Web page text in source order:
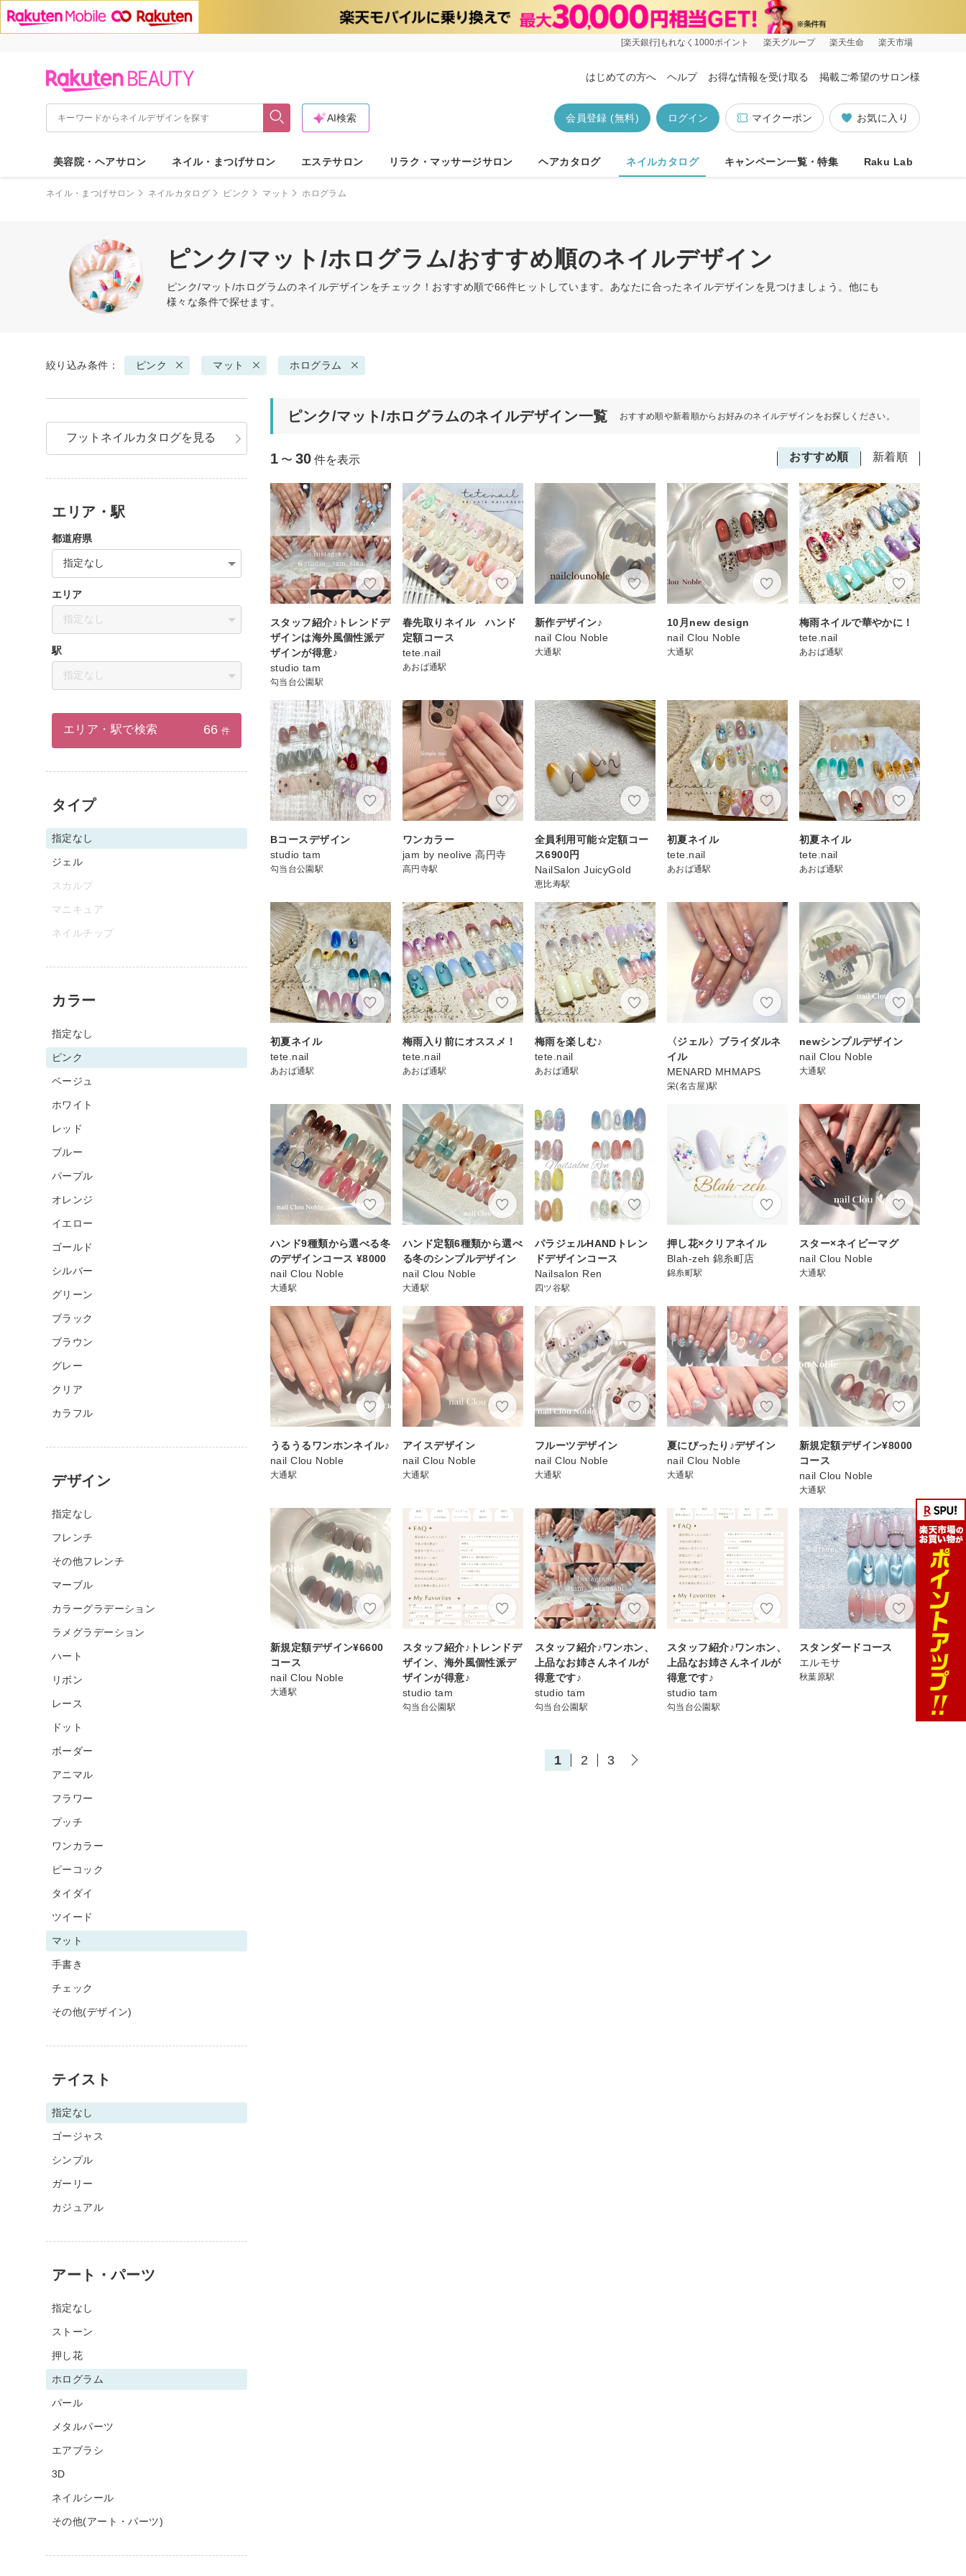
[楽天銀行]もれなく1000ポイント 楽天グループ 楽天生命 楽天市場
はじめての方へ ヘルプ お得な情報を受け取る 掲載ご希望のサロン様
お気に入り
マイクーポン
ログイン
会員登録 (無料)
AI検索
美容院・ヘアサロン ネイル・まつげサロン エステサロン リラク・マッサージサロン ヘアカタログ ネイルカタログ キャンペーン一覧・特集 Raku Lab
ネイル・まつげサロン ネイルカタログ ピンク マット ホログラム
ピンク/マット/ホログラム/おすすめ順のネイルデザイン
ピンク/マット/ホログラムのネイルデザインをチェック！おすすめ順で66件ヒットしています。あなたに合ったネイルデザインを見つけましょう。他にも
様々な条件で探せます。
絞り込み条件： ピンク マット ホログラム
ピンク/マット/ホログラムのネイルデザイン一覧 おすすめ順や新着順からお好みのネイルデザインをお探しください。
おすすめ順 新着順
1 〜 30 件を表示
スタッフ紹介♪トレンドデ
ザインは海外風個性派デ
ザインが得意♪
studio tam
勾当台公園駅
春先取りネイル ハンド
定額コース
tete.nail
あおば通駅
新作デザイン♪
nail Clou Noble
大通駅
10月new design
nail Clou Noble
大通駅
梅雨ネイルで華やかに！
tete.nail
あおば通駅
Bコースデザイン
studio tam
勾当台公園駅
ワンカラー
jam by neolive 高円寺
高円寺駅
全員利用可能☆定額コー
ス6900円
NailSalon JuicyGold
恵比寿駅
初夏ネイル
tete.nail
あおば通駅
初夏ネイル
tete.nail
あおば通駅
初夏ネイル
tete.nail
あおば通駅
梅雨入り前にオススメ！
tete.nail
あおば通駅
梅雨を楽しむ♪
tete.nail
あおば通駅
〈ジェル〉ブライダルネ
イル
MENARD MHMAPS
栄(名古屋)駅
newシンプルデザイン
nail Clou Noble
大通駅
ハンド9種類から選べる冬
のデザインコース ¥8000
nail Clou Noble
大通駅
ハンド定額6種類から選べ
る冬のシンプルデザイン
nail Clou Noble
大通駅
パラジェルHANDトレン
ドデザインコース
Nailsalon Ren
四ツ谷駅
押し花×クリアネイル
Blah-zeh 錦糸町店
錦糸町駅
スター×ネイビーマグ
nail Clou Noble
大通駅
うるうるワンホンネイル♪
nail Clou Noble
大通駅
アイスデザイン
nail Clou Noble
大通駅
フルーツデザイン
nail Clou Noble
大通駅
夏にぴったり♪デザイン
nail Clou Noble
大通駅
新規定額デザイン¥8000
コース
nail Clou Noble
大通駅
新規定額デザイン¥6600
コース
nail Clou Noble
大通駅
スタッフ紹介♪トレンドデ
ザイン、海外風個性派デ
ザインが得意♪
studio tam
勾当台公園駅
スタッフ紹介♪ワンホン、
上品なお姉さんネイルが
得意です♪
studio tam
勾当台公園駅
スタッフ紹介♪ワンホン、
上品なお姉さんネイルが
得意です♪
studio tam
勾当台公園駅
スタンダードコース
エルモサ
秋葉原駅
1 2 3
フットネイルカタログを見る
エリア・駅
都道府県
指定なし
エリア
指定なし
駅
指定なし
エリア・駅で検索 66 件
タイプ
指定なし
ジェル
スカルプ
マニキュア
ネイルチップ
カラー
指定なし
ピンク
ベージュ
ホワイト
レッド
ブルー
パープル
オレンジ
イエロー
ゴールド
シルバー
グリーン
ブラック
ブラウン
グレー
クリア
カラフル
デザイン
指定なし
フレンチ
その他フレンチ
マーブル
カラーグラデーション
ラメグラデーション
ハート
リボン
レース
ドット
ボーダー
アニマル
フラワー
プッチ
ワンカラー
ピーコック
タイダイ
ツイード
マット
手書き
チェック
その他(デザイン)
テイスト
指定なし
ゴージャス
シンプル
ガーリー
カジュアル
アート・パーツ
指定なし
ストーン
押し花
ホログラム
パール
メタルパーツ
エアブラシ
3D
ネイルシール
その他(アート・パーツ)